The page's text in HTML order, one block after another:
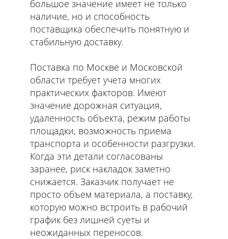
большое значение имеет не только
наличие, но и способность
поставщика обеспечить понятную и
стабильную доставку.
Поставка по Москве и Московской
области требует учета многих
практических факторов. Имеют
значение дорожная ситуация,
удаленность объекта, режим работы
площадки, возможность приема
транспорта и особенности разгрузки.
Когда эти детали согласованы
заранее, риск накладок заметно
снижается. Заказчик получает не
просто объем материала, а поставку,
которую можно встроить в рабочий
график без лишней суеты и
неожиданных переносов.